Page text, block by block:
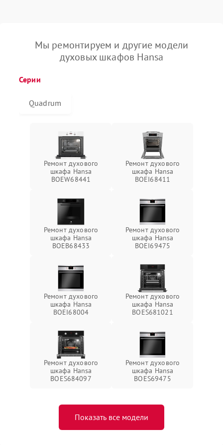
Мы ремонтируем и другие модели
духовых шкафов Hansa
Серии
Quadrum
Ремонт духового
шкафа Hansa
BOEW68441
Ремонт духового
шкафа Hansa
BOEI68411
Ремонт духового
шкафа Hansa
BOEB68433
Ремонт духового
шкафа Hansa
BOEI69475
Ремонт духового
шкафа Hansa
BOEI68004
Ремонт духового
шкафа Hansa
BOES681021
Ремонт духового
шкафа Hansa
BOES684097
Ремонт духового
шкафа Hansa
BOES69475
Показать все модели